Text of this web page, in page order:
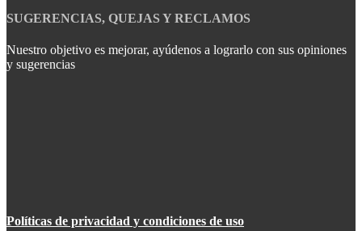
SUGERENCIAS, QUEJAS Y RECLAMOS
Nuestro objetivo es mejorar, ayúdenos a lograrlo con sus opiniones
y sugerencias
Políticas de privacidad y condiciones de uso